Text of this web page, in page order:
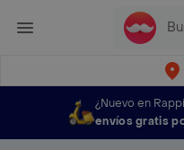
¿Nuevo en
envíos gratis